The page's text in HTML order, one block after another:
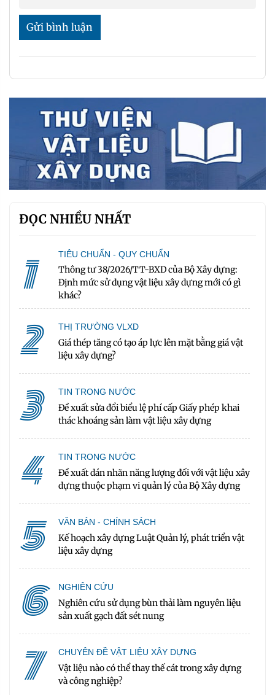
Gửi bình luận
ĐỌC NHIỀU NHẤT
1 TIÊU CHUẨN - QUY CHUẨN
Thông tư 38/2026/TT-BXD của Bộ Xây dựng:
Định mức sử dụng vật liệu xây dựng mới có gì
khác?
2 THỊ TRƯỜNG VLXD
Giá thép tăng có tạo áp lực lên mặt bằng giá vật
liệu xây dựng?
3 TIN TRONG NƯỚC
Đề xuất sửa đổi biểu lệ phí cấp Giấy phép khai
thác khoáng sản làm vật liệu xây dựng
4 TIN TRONG NƯỚC
Đề xuất dán nhãn năng lượng đối với vật liệu xây
dựng thuộc phạm vi quản lý của Bộ Xây dựng
5 VĂN BẢN - CHÍNH SÁCH
Kế hoạch xây dựng Luật Quản lý, phát triển vật
liệu xây dựng
6 NGHIÊN CỨU
Nghiên cứu sử dụng bùn thải làm nguyên liệu
sản xuất gạch đất sét nung
7 CHUYÊN ĐỀ VẬT LIỆU XÂY DỰNG
Vật liệu nào có thể thay thế cát trong xây dựng
và công nghiệp?